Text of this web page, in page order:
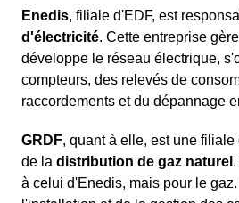
Enedis, filiale d'EDF, est
d'électricité. Cette entreprise
développe le réseau électrique,
compteurs, des relevés de
raccordements et du dépannage
GRDF, quant à elle, est une
de la distribution de gaz naturel
à celui d'Enedis, mais pour le